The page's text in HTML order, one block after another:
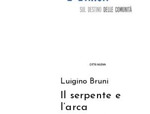
AGGIUNGI AL CARRELLO
Luigino Bruni
Il serpente e
l’arca